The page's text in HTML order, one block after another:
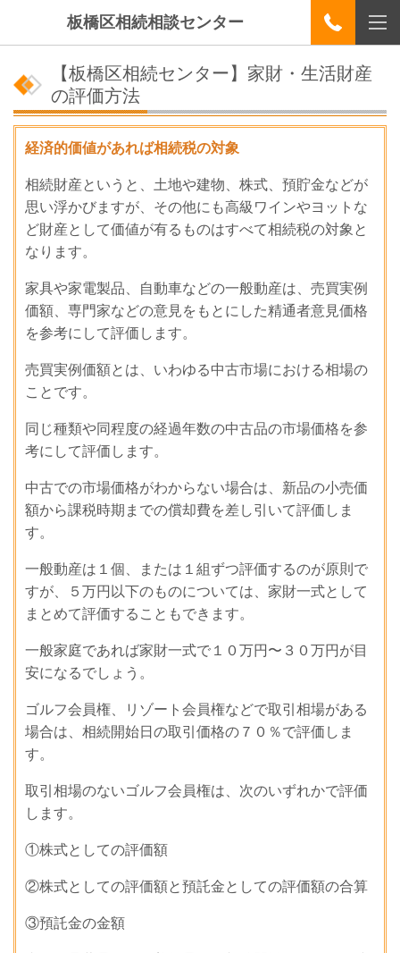
板橋区相続相談センター
【板橋区相続センター】家財・生活財産
の評価方法
経済的価値があれば相続税の対象
相続財産というと、土地や建物、株式、預貯金などが
思い浮かびますが、その他にも高級ワインやヨットな
ど財産として価値が有るものはすべて相続税の対象と
なります。
家具や家電製品、自動車などの一般動産は、売買実例
価額、専門家などの意見をもとにした精通者意見価格
を参考にして評価します。
売買実例価額とは、いわゆる中古市場における相場の
ことです。
同じ種類や同程度の経過年数の中古品の市場価格を参
考にして評価します。
中古での市場価格がわからない場合は、新品の小売価
額から課税時期までの償却費を差し引いて評価しま
す。
一般動産は１個、または１組ずつ評価するのが原則で
すが、５万円以下のものについては、家財一式として
まとめて評価することもできます。
一般家庭であれば家財一式で１０万円〜３０万円が目
安になるでしょう。
ゴルフ会員権、リゾート会員権などで取引相場がある
場合は、相続開始日の取引価格の７０％で評価しま
す。
取引相場のないゴルフ会員権は、次のいずれかで評価
します。
①株式としての評価額
②株式としての評価額と預託金としての評価額の合算
③預託金の金額